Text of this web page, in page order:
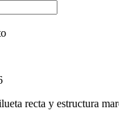
recta y estructura